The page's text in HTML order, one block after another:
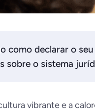
como declarar o
sobre o sistema
vibrante e a